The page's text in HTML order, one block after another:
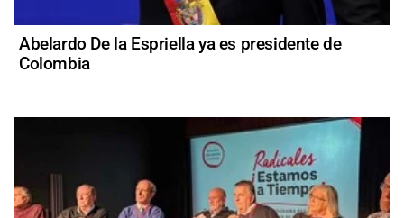
Abelardo De la Espriella ya es presidente de
Colombia